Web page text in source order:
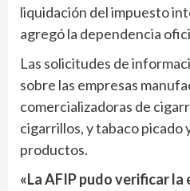
liquidación del impuesto
agregó la dependencia
Las solicitudes de
sobre las empresas
comercializadoras de
cigarrillos, y tabaco picado
productos.
«La AFIP pudo verificar